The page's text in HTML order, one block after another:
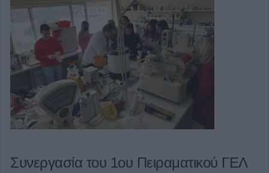
Συνεργασία του 1ου Πειραματικού ΓΕΛ